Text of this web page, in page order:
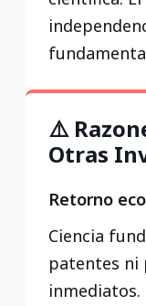
⚠️
Otras
Retorno
Ciencia
patentes ni
inmediatos.